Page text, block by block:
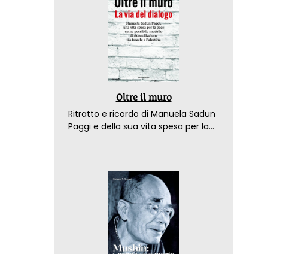
Oltre il muro
Ritratto e ricordo di Manuela Sadun
Paggi e della sua vita spesa per la